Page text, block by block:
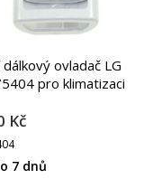
ovladač LG
pro klimatizaci
Kč
7 dnů